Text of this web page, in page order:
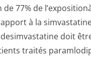
77% de
à la
doit
traités